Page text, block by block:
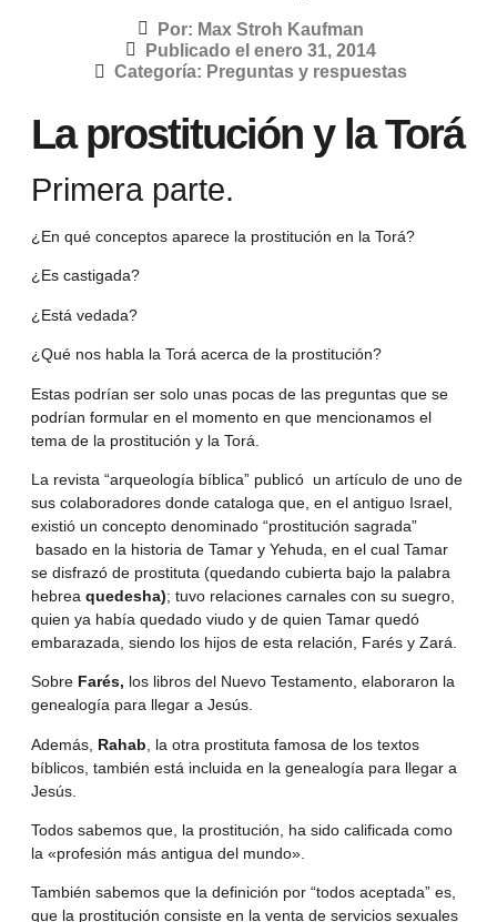
Por: Max Stroh Kaufman
Publicado el enero 31, 2014
Categoría: Preguntas y respuestas
La prostitución y la Torá
Primera parte.
¿En qué conceptos aparece la prostitución en la Torá?
¿Es castigada?
¿Está vedada?
¿Qué nos habla la Torá acerca de la prostitución?
Estas podrían ser solo unas pocas de las preguntas que se
podrían formular en el momento en que mencionamos el
tema de la prostitución y la Torá.
La revista “arqueología bíblica” publicó un artículo de uno de
sus colaboradores donde cataloga que, en el antiguo Israel,
existió un concepto denominado “prostitución sagrada”
basado en la historia de Tamar y Yehuda, en el cual Tamar
se disfrazó de prostituta (quedando cubierta bajo la palabra
hebrea quedesha); tuvo relaciones carnales con su suegro,
quien ya había quedado viudo y de quien Tamar quedó
embarazada, siendo los hijos de esta relación, Farés y Zará.
Sobre Farés, los libros del Nuevo Testamento, elaboraron la
genealogía para llegar a Jesús.
Además, Rahab , la otra prostituta famosa de los textos
bíblicos, también está incluida en la genealogía para llegar a
Jesús.
Todos sabemos que, la prostitución, ha sido calificada como
la «profesión más antigua del mundo».
También sabemos que la definición por “todos aceptada” es,
que la prostitución consiste en la venta de servicios sexuales